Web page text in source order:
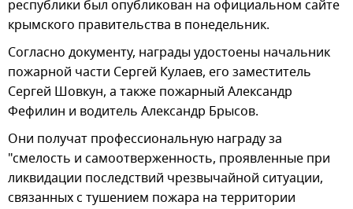
республики был опубликован на официальном сайте
крымского правительства в понедельник.
Согласно документу, награды удостоены начальник
пожарной части Сергей Кулаев, его заместитель
Сергей Шовкун, а также пожарный Александр
Фефилин и водитель Александр Брысов.
Они получат профессиональную награду за
"смелость и самоотверженность, проявленные при
ликвидации последствий чрезвычайной ситуации,
связанных с тушением пожара на территории